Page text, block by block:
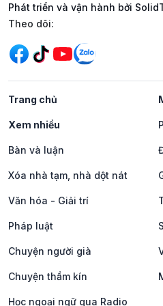
Phát triển và vận hành bởi
Mạng xã hội
Theo dõi:
Trang chủ
Xem nhiều
Bàn và luận
Xóa nhà tạm, nhà dột nát
Văn hóa - Giải trí
Pháp luật
Chuyện người già
Chuyện thầm kín
Học ngoại ngữ qua Radio